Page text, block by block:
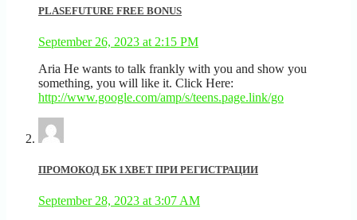
PLASEFUTURE FREE BONUS
September 26, 2023 at 2:15 PM
Aria He wants to talk frankly with you and show you
something, you will like it. Click Here:
http://www.google.com/amp/s/teens.page.link/go
ПРОМОКОД БК 1XBET ПРИ РЕГИСТРАЦИИ
September 28, 2023 at 3:07 AM